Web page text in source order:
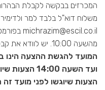
המכרזים בבקשה לקבלת
משלוח דוא"ל בלבד למר ולדימיר
מהשעה 10:00. יש לוודא את קבלת הדוא"ל בהודעה חוזרת.
ועד השעה
הצעות שיוגשו לפני מועד